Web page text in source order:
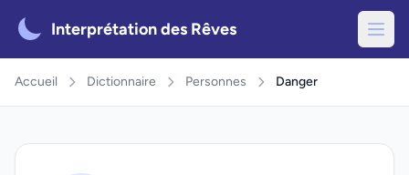
Interprétation des Rêves
Accueil Dictionnaire Personnes Danger